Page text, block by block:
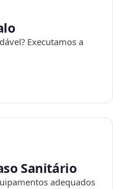
Executamos a
Sanitário
adequados